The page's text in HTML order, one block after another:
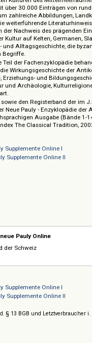
Kulturen des
mit über 30.000 Einträgen
um zahlreiche
weiterführende
der Nachweis des
Kultur auf Kelten,
und Alltagsgeschichte,
Begriffe.
Teil der
die Wirkungsgeschichte
, Erziehungs- und
und Archäologie,
"Der Neue Pauly -
Ausgabe
Index The Classical
Supplemente Online I
und der Schweiz
Supplemente Online I